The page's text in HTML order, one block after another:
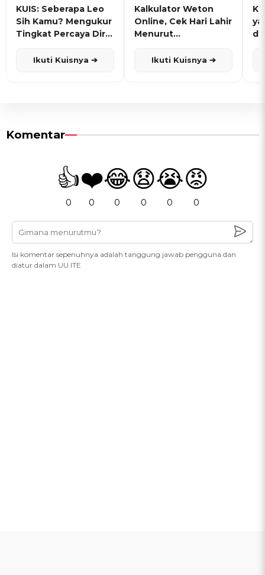
KUIS: Seberapa Leo
Sih Kamu? Mengukur
Tingkat Percaya Diri
Ikuti Kuisnya ➔
Kalkulator Weton
Online, Cek Hari Lahir
Menurut
Ikuti Kuisnya ➔
Komentar
👍
0
❤️
0
😂
0
😧
0
😭
0
😡
0
Isi komentar sepenuhnya adalah tanggung jawab pengguna dan
diatur dalam UU ITE